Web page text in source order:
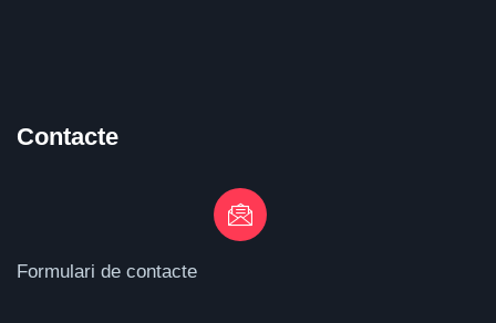
Contacte
Formulari de contacte